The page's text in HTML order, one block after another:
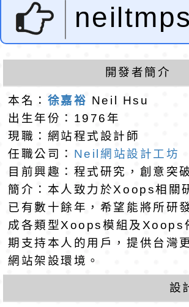
走」動畫影片
員健康講座
心」，請退
清華光罩教
動時代中的
教師韌性
轉環境部「
轉農業部桃
「115年食農
訓練課程」
育專業人員
錄取公告-桃
民小學115學
理人員」甄選
東門國小115
梯特教代課
公告(尚有缺
錄取公告-桃
民小學115學
班教師助理
東門國小115
梯特教代理
公告(尚有缺額
特殊教育學
明手冊(修訂
轉知臺中市
光城市手牽
本府115年
設計者
開發者簡介
本名： 徐嘉裕 Neil Hsu
出生年份：1976年
現職：網站程式設計師
任職公司： Neil網站設計工坊
目前興趣：程式研究，創意突
簡介：本人致力於Xoops相關
已有數十餘年，希望能將所研
成各類型Xoops模組及Xoops
期支持本人的用戶，提供台灣
網站架設環境。
設